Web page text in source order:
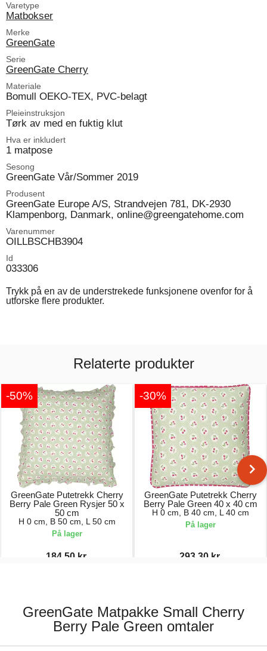
Varetype
Matbokser
Merke
GreenGate
Serie
GreenGate Cherry
Materiale
Bomull OEKO-TEX, PVC-belagt
Pleieinstruksjon
Tørk av med en fuktig klut
Hva er inkludert
1 matpose
Sesong
GreenGate Vår/Sommer 2019
Produsent
GreenGate Europe A/S, Strandvejen 781, DK-2930
Klampenborg, Danmark, online@greengatehome.com
Varenummer
OILLBSCHB3904
Id
033306
Trykk på en av de understrekede funksjonene ovenfor for å
utforske flere produkter.
Relaterte produkter
-50%
GreenGate Putetrekk Cherry
Berry Pale Green Rysjer 50 x
50 cm
H 0 cm, B 50 cm, L 50 cm
På lager
184,50 kr.
-30%
GreenGate Putetrekk Cherry
Berry Pale Green 40 x 40 cm
H 0 cm, B 40 cm, L 40 cm
På lager
293,30 kr.
GreenGate Matpakke Small Cherry
Berry Pale Green omtaler